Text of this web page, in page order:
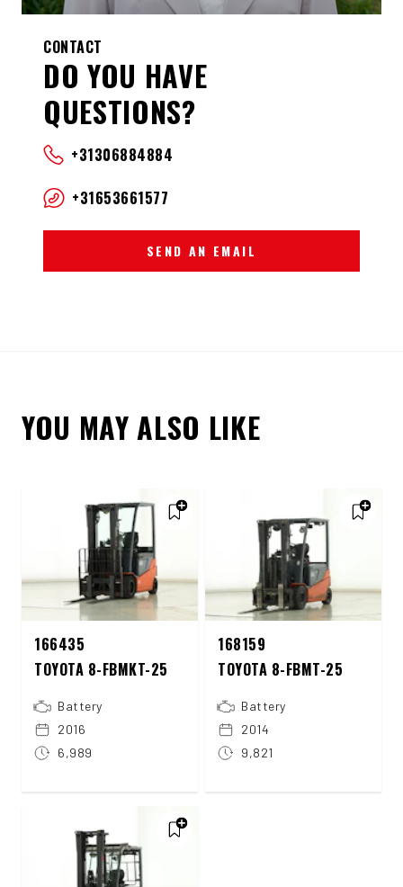
CONTACT
DO YOU HAVE
QUESTIONS?
+31306884884
+31653661577
SEND AN EMAIL
YOU MAY ALSO LIKE
166435
TOYOTA 8-FBMKT-25
Battery
2016
6,989
168159
TOYOTA 8-FBMT-25
Battery
2014
9,821